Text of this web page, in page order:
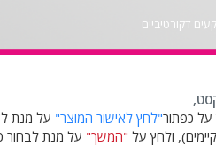
דקורטיביים
כפתור"לחץ לאישור המוצר" על מנת
ולחץ על "המשך" על מנת לבחור